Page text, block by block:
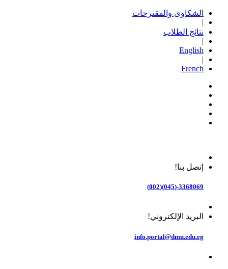
الشكاوى والمقترحات
|
نتائج الطلاب
|
English
|
French
إتصل بنا!
3368069-(045)(002)
البريد الإلكتروني!
info.portal@dmu.edu.eg